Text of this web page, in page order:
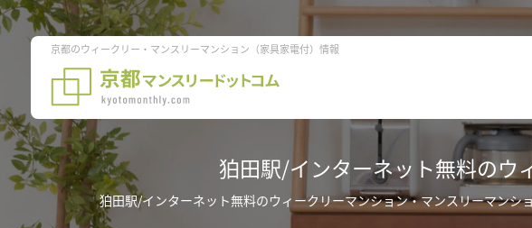
京都のウィークリー・マンスリーマンション（家具家電付）情報
狛田駅/インターネット無料のウ
狛田駅/インターネット無料のウィークリーマンション・マンスリーマン